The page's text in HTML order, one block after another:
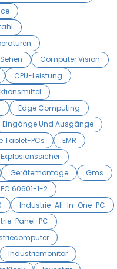
Computer Vision
CPU-Leistung
Edge Computing
Eingänge Und Ausgänge
Tablet-PCs
EMR
Explosionssicher
Gerätemontage
Gms
60601-1-2
Industrie-All-In-One-PC
Panel-PC
Industriemonitor